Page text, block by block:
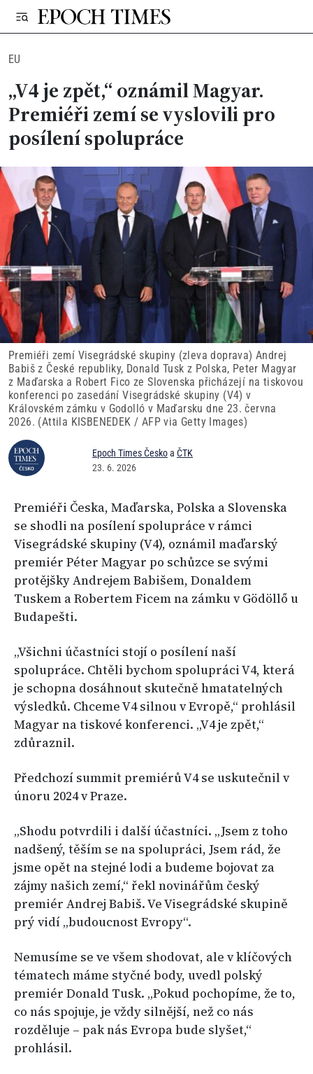
EU
„V4 je zpět,“ oznámil Magyar.
Premiéři zemí se vyslovili pro
posílení spolupráce
Premiéři zemí Visegrádské skupiny (zleva doprava) Andrej
Babiš z České republiky, Donald Tusk z Polska, Peter Magyar
z Maďarska a Robert Fico ze Slovenska přicházejí na tiskovou
konferenci po zasedání Visegrádské skupiny (V4) v
Královském zámku v Godolló v Maďarsku dne 23. června
2026. (Attila KISBENEDEK / AFP via Getty Images)
Epoch Times Českoa ČTK
23. 6. 2026
Premiéři Česka, Maďarska, Polska a Slovenska
se shodli na posílení spolupráce v rámci
Visegrádské skupiny (V4), oznámil maďarský
premiér Péter Magyar po schůzce se svými
protějšky Andrejem Babišem, Donaldem
Tuskem a Robertem Ficem na zámku v Gödöllő u
Budapešti.
„Všichni účastníci stojí o posílení naší
spolupráce. Chtěli bychom spolupráci V4, která
je schopna dosáhnout skutečně hmatatelných
výsledků. Chceme V4 silnou v Evropě,“ prohlásil
Magyar na tiskové konferenci. „V4 je zpět,“
zdůraznil.
Předchozí summit premiérů V4 se uskutečnil v
únoru 2024 v Praze.
„Shodu potvrdili i další účastníci. „Jsem z toho
nadšený, těším se na spolupráci, Jsem rád, že
jsme opět na stejné lodi a budeme bojovat za
zájmy našich zemí,“ řekl novinářům český
premiér Andrej Babiš. Ve Visegrádské skupině
prý vidí „budoucnost Evropy“.
Nemusíme se ve všem shodovat, ale v klíčových
tématech máme styčné body, uvedl polský
premiér Donald Tusk. „Pokud pochopíme, že to,
co nás spojuje, je vždy silnější, než co nás
rozděluje – pak nás Evropa bude slyšet,“
prohlásil.